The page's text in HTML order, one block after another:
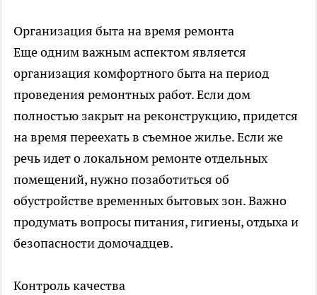
Организация быта на время ремонта
Еще одним важным аспектом является
организация комфортного быта на период
проведения ремонтных работ. Если дом
полностью закрыт на реконструкцию, придется
на время переехать в съемное жилье. Если же
речь идет о локальном ремонте отдельных
помещений, нужно позаботиться об
обустройстве временных бытовых зон. Важно
продумать вопросы питания, гигиены, отдыха и
безопасности домочадцев.
Контроль качества